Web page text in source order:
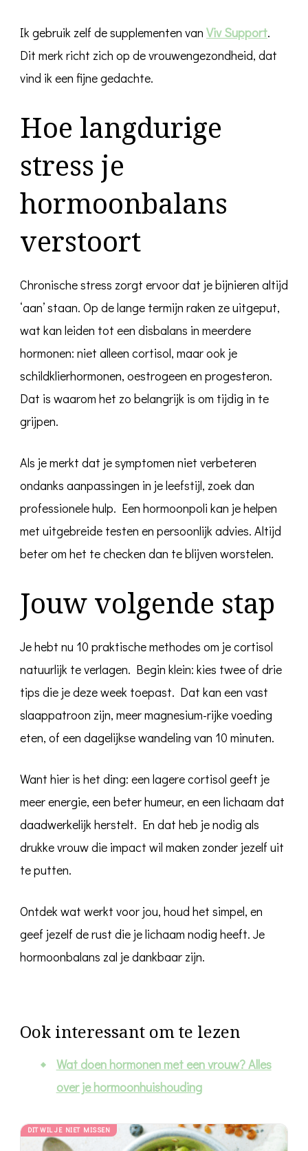
Ik gebruik zelf de supplementen van Viv Support.
Dit merk richt zich op de vrouwengezondheid, dat
vind ik een fijne gedachte.
Hoe langdurige
stress je
hormoonbalans
verstoort
Chronische stress zorgt ervoor dat je bijnieren altijd
‘aan’ staan. Op de lange termijn raken ze uitgeput,
wat kan leiden tot een disbalans in meerdere
hormonen: niet alleen cortisol, maar ook je
schildklierhormonen, oestrogeen en progesteron.
Dat is waarom het zo belangrijk is om tijdig in te
grijpen.
Als je merkt dat je symptomen niet verbeteren
ondanks aanpassingen in je leefstijl, zoek dan
professionele hulp. Een hormoonpoli kan je helpen
met uitgebreide testen en persoonlijk advies. Altijd
beter om het te checken dan te blijven worstelen.
Jouw volgende stap
Je hebt nu 10 praktische methodes om je cortisol
natuurlijk te verlagen. Begin klein: kies twee of drie
tips die je deze week toepast. Dat kan een vast
slaappatroon zijn, meer magnesium-rijke voeding
eten, of een dagelijkse wandeling van 10 minuten.
Want hier is het ding: een lagere cortisol geeft je
meer energie, een beter humeur, en een lichaam dat
daadwerkelijk herstelt. En dat heb je nodig als
drukke vrouw die impact wil maken zonder jezelf uit
te putten.
Ontdek wat werkt voor jou, houd het simpel, en
geef jezelf de rust die je lichaam nodig heeft. Je
hormoonbalans zal je dankbaar zijn.
Ook interessant om te lezen
Wat doen hormonen met een vrouw? Alles
over je hormoonhuishouding
DIT WIL JE NIET MISSEN